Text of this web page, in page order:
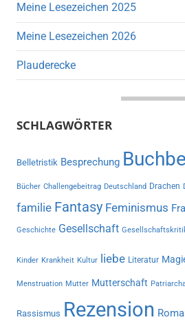
Meine Lesezeichen 2025
Meine Lesezeichen 2026
Plauderecke
SCHLAGWÖRTER
Belletristik Besprechung
Bücher Challengebeitrag Deutschland Drachen
familie Fantasy Feminismus
Geschichte Gesellschaft
Kinder Krankheit Kultur liebe Literatur
Menstruation Mutter Mutterschaft
Rassismus Rezension